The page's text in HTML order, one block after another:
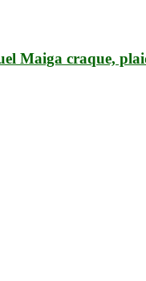
Maiga craque,